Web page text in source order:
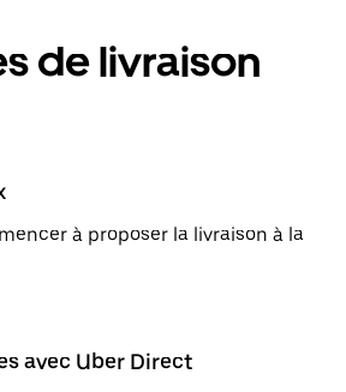
de livraison
à proposer la livraison à la
avec Uber Direct